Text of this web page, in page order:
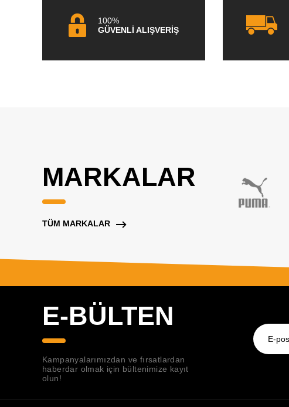
100%
GÜVENLİ ALIŞVERİŞ
MARKALAR
TÜM MARKALAR
E-BÜLTEN
Kampanyalarımızdan ve fırsatlardan
haberdar olmak için bültenimize kayıt
olun!